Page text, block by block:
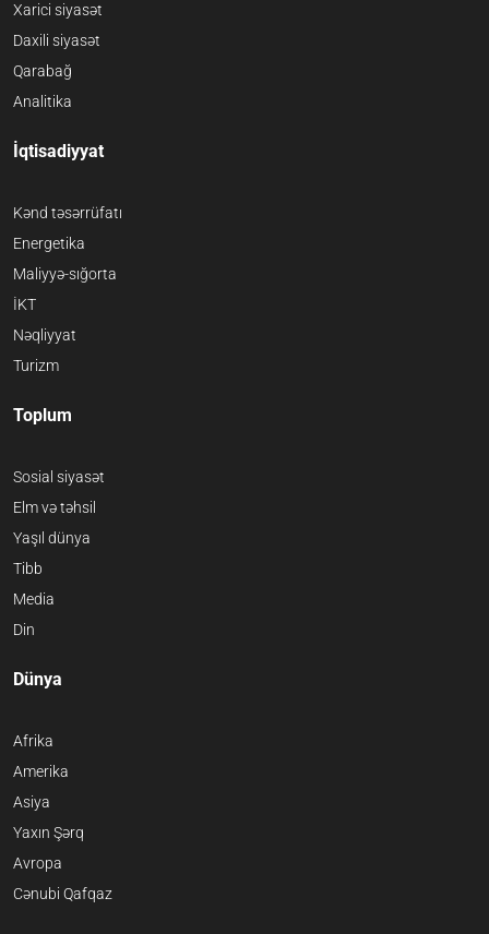
Xarici siyasət
Daxili siyasət
Qarabağ
Analitika
İqtisadiyyat
Kənd təsərrüfatı
Energetika
Maliyyə-sığorta
İKT
Nəqliyyat
Turizm
Toplum
Sosial siyasət
Elm və təhsil
Yaşıl dünya
Tibb
Media
Din
Dünya
Afrika
Amerika
Asiya
Yaxın Şərq
Avropa
Cənubi Qafqaz